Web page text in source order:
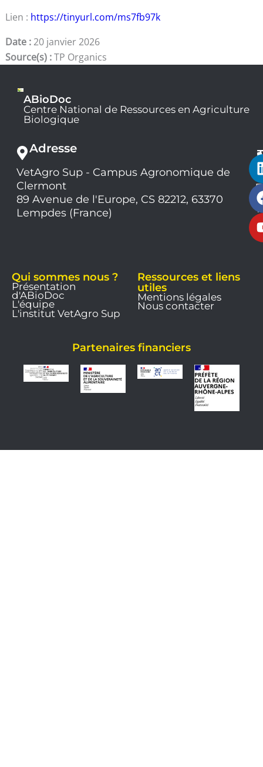
Lien : https://tinyurl.com/ms7fb97k
Date :20 janvier 2026
Source(s) :TP Organics
ABioDoc
Centre National de Ressources en Agriculture
Biologique
Adresse
VetAgro Sup - Campus Agronomique de
Clermont
89 Avenue de l'Europe, CS 82212, 63370
Lempdes (France)
Qui sommes nous ?
Présentation
d'ABioDoc
L'équipe
L'institut VetAgro Sup
Ressources et liens
utiles
Mentions légales
Nous contacter
Partenaires financiers